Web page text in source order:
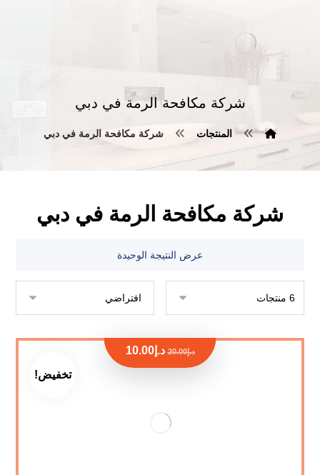
شركة مكافحة الرمة في دبي
المنتجات شركة مكافحة الرمة في دبي
شركة مكافحة الرمة في دبي
عرض النتيجة الوحيدة
تخفيض!
د.إ20.00 د.إ10.00